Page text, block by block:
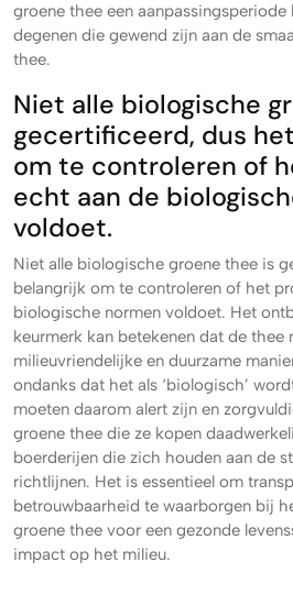
groene thee een aanpassingsperiode
degenen die gewend zijn aan de
thee.
Niet alle biologische
gecertificeerd, dus
om te controleren of
echt aan de
voldoet.
Niet alle biologische groene thee is
belangrijk om te controleren of het
biologische normen voldoet. Het
keurmerk kan betekenen dat de
milieuvriendelijke en duurzame
ondanks dat het als ‘biologisch’
moeten daarom alert zijn en
groene thee die ze kopen
boerderijen die zich houden aan de
richtlijnen. Het is essentieel om
betrouwbaarheid te waarborgen bij
groene thee voor een gezonde
impact op het milieu.